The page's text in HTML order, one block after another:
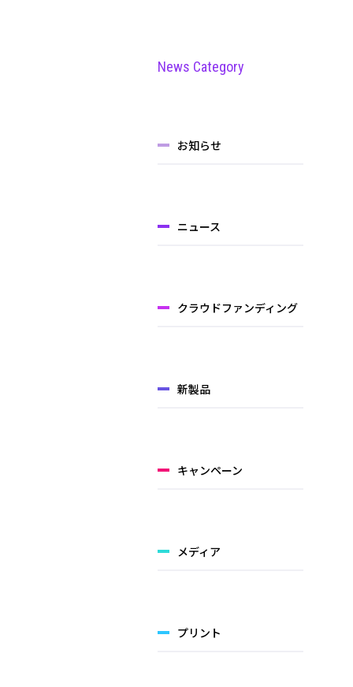
News Category
お知らせ
ニュース
クラウドファンディング
新製品
キャンペーン
メディア
プリント